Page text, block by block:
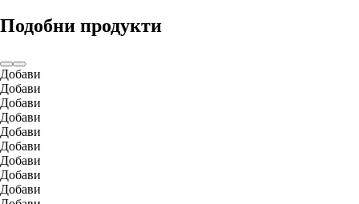
Подобни продукти
Добави
Добави
Добави
Добави
Добави
Добави
Добави
Добави
Добави